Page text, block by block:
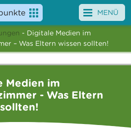
MENÜ
- Digitale Medien im
– Was Eltern wissen sollten!
Medien im
- Was Eltern